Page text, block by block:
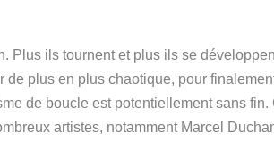
ils tournent et plus ils se
plus en plus chaotique, pour
de boucle est potentiellement sans fin.
artistes, notamment Marcel